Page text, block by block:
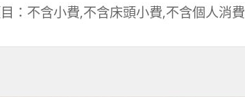
：不含小費,不含床頭小費,不含個人消費